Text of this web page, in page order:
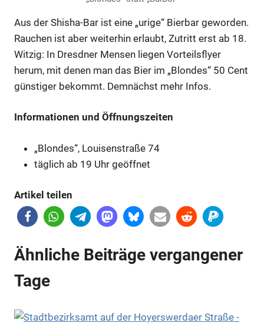
Aus der Shisha-Bar ist eine „urige“ Bierbar geworden.
Rauchen ist aber weiterhin erlaubt, Zutritt erst ab 18.
Witzig: In Dresdner Mensen liegen Vorteilsflyer
herum, mit denen man das Bier im „Blondes“ 50 Cent
günstiger bekommt. Demnächst mehr Infos.
Informationen und Öffnungszeiten
„Blondes“, Louisenstraße 74
täglich ab 19 Uhr geöffnet
Artikel teilen
Ähnliche Beiträge vergangener
Tage